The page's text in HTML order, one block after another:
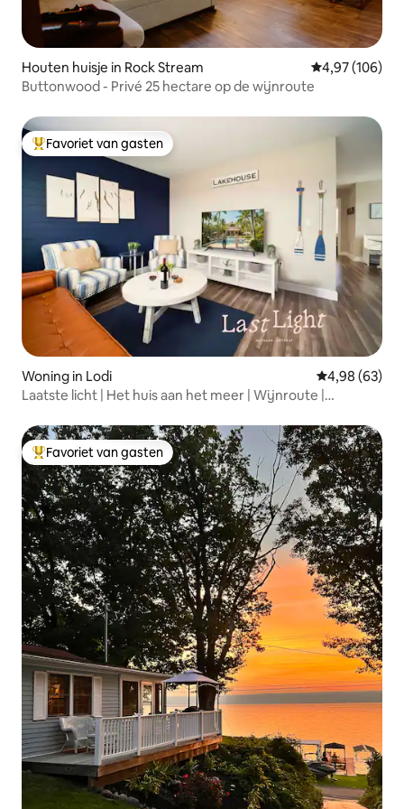
Houten huisje in Rock Stream Gemiddelde
4,97 (106)
Buttonwood - Privé 25 hectare op de wijnroute
Topfavoriet van gasten
Favoriet van gasten
Woning in Lodi Gemiddelde
4,98 (63)
Laatste licht | Het huis aan het meer | Wijnroute |
Topfavoriet van gasten
Favoriet van gasten